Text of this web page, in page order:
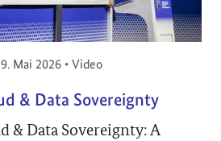
am:
Mai 2026 • Video
& Data Sovereignty
& Data Sovereignty: A